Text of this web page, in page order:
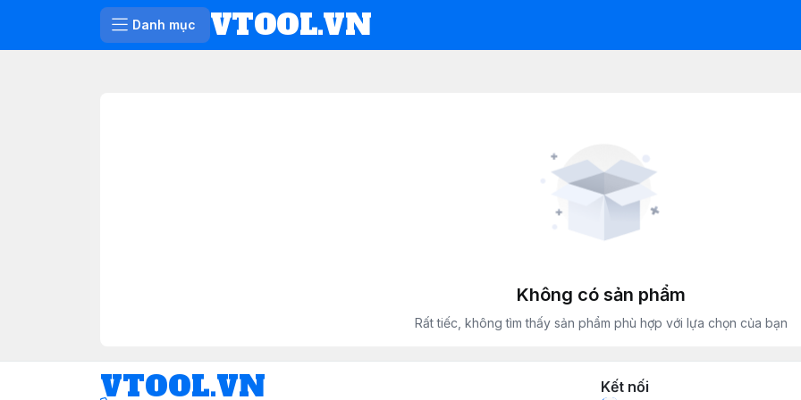
Danh mục VTOOL.VN
Không có sản phẩm
Rất tiếc, không tìm thấy sản phẩm phù hợp với lựa chọn của bạn
VTOOL.VN Kết nối